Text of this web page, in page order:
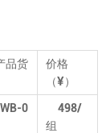
货
价格
（¥）
0
498/
组